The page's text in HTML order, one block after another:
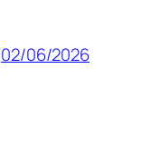
02/06/2026